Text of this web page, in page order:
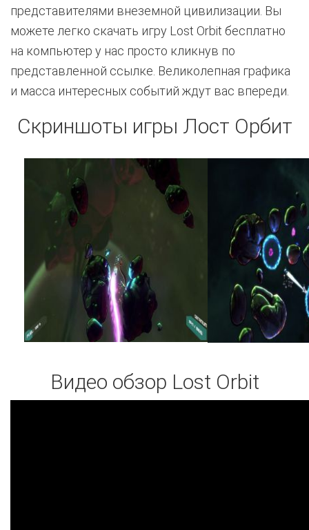
представителями внеземной цивилизации. Вы
можете легко скачать игру Lost Orbit бесплатно
на компьютер у нас просто кликнув по
представленной ссылке. Великолепная графика
и масса интересных событий ждут вас впереди.
Скриншоты игры Лост Орбит
Видео обзор Lost Orbit